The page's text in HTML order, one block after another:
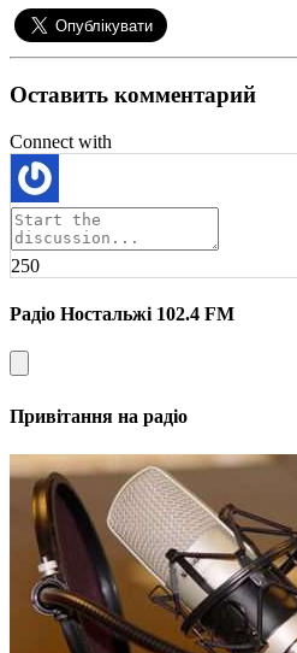
Оставить комментарий
Connect with
250
Радіо Ностальжі 102.4 FM
Привітання на радіо